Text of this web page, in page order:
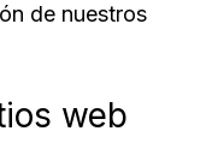
de nuestros
web